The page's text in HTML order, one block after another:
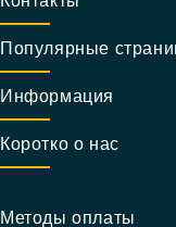
Популярные
Информация
Коротко о нас
Методы оплаты